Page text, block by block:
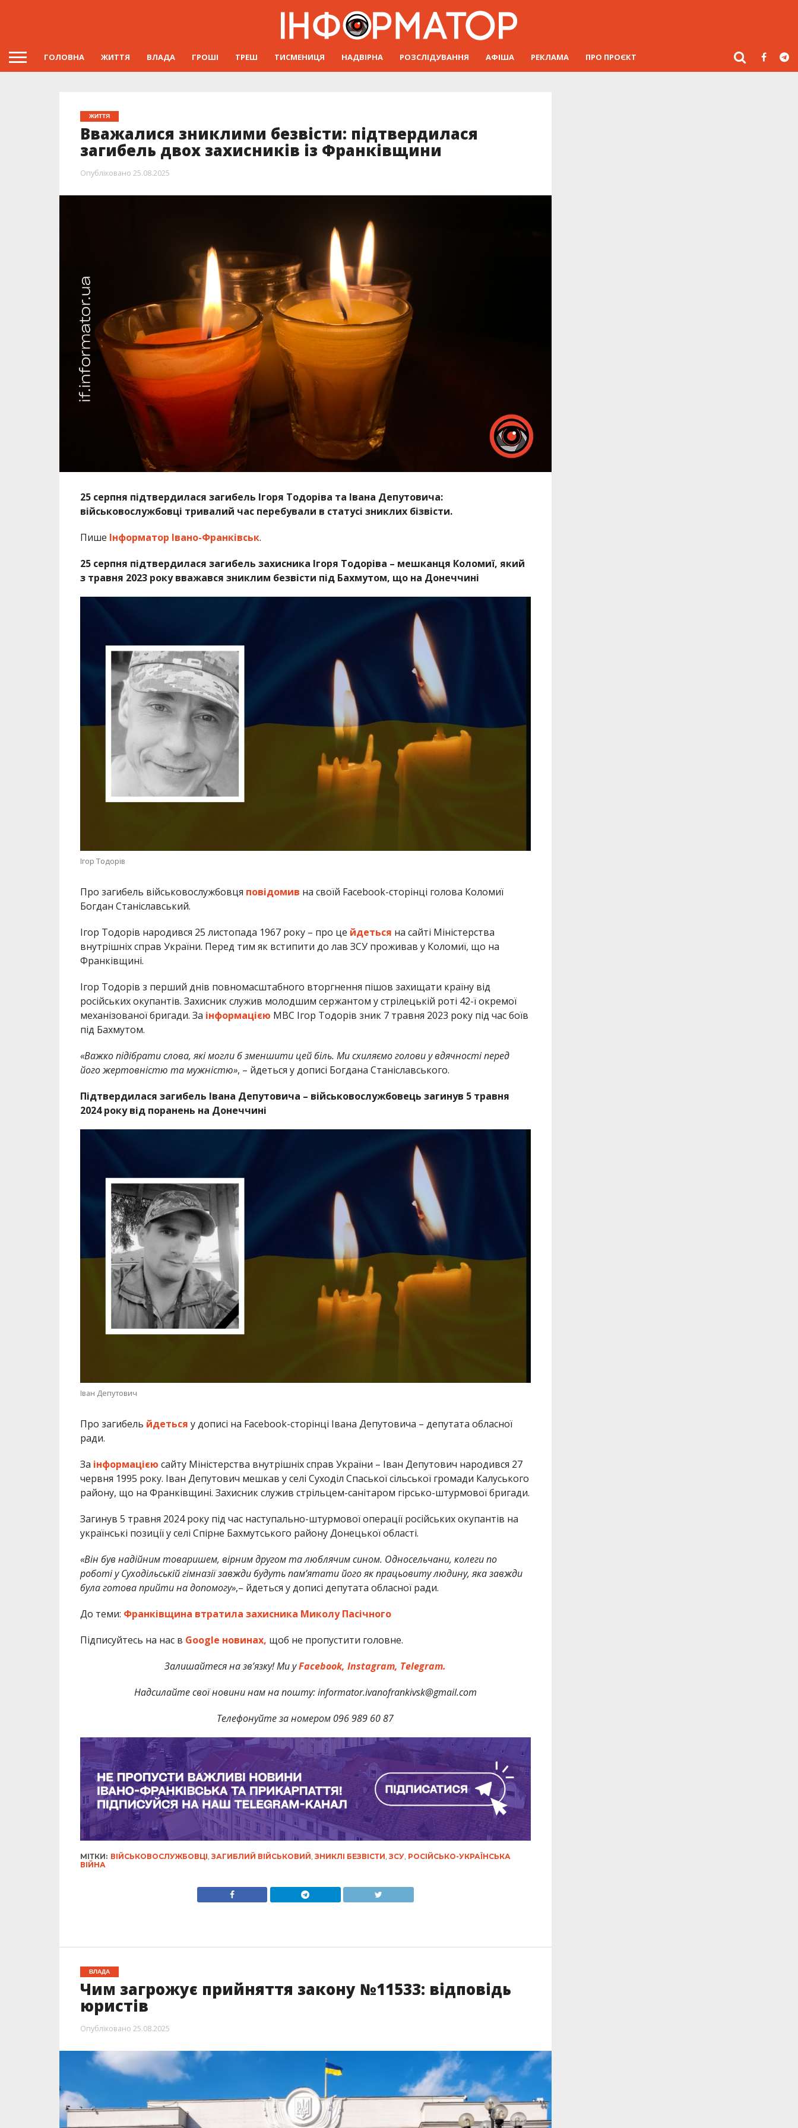
ГОЛОВНА ЖИТТЯ ВЛАДА ГРОШІ ТРЕШ ТИСМЕНИЦЯ НАДВІРНА РОЗСЛІДУВАННЯ АФІША РЕКЛАМА ПРО ПРОЄКТ
ЖИТТЯ
Вважалися зниклими безвісти: підтвердилася
загибель двох захисників із Франківщини
Опубліковано 25.08.2025
25 серпня підтвердилася загибель Ігоря Тодоріва та Івана Депутовича:
військовослужбовці тривалий час перебували в статусі зниклих бізвісти.
Пише Інформатор Івано-Франківськ.
25 серпня підтвердилася загибель захисника Ігоря Тодоріва – мешканця Коломиї, який
з травня 2023 року вважався зниклим безвісти під Бахмутом, що на Донеччині
Ігор Тодорів
Про загибель військовослужбовця повідомив на своїй Facebook-сторінці голова Коломиї
Богдан Станіславський.
Ігор Тодорів народився 25 листопада 1967 року – про це йдеться на сайті Міністерства
внутрішніх справ України. Перед тим як встипити до лав ЗСУ проживав у Коломиї, що на
Франківщині.
Ігор Тодорів з перший днів повномасштабного вторгнення пішов захищати країну від
російських окупантів. Захисник служив молодшим сержантом у стрілецькій роті 42-ї окремої
механізованої бригади. За інформацією МВС Ігор Тодорів зник 7 травня 2023 року під час боїв
під Бахмутом.
«Важко підібрати слова, які могли б зменшити цей біль. Ми схиляємо голови у вдячності перед
його жертовністю та мужністю», – йдеться у дописі Богдана Станіславського.
Підтвердилася загибель Івана Депутовича – військовослужбовець загинув 5 травня
2024 року від поранень на Донеччині
Іван Депутович
Про загибель йдеться у дописі на Facebook-сторінці Івана Депутовича – депутата обласної
ради.
За інформацією сайту Міністерства внутрішніх справ України – Іван Депутович народився 27
червня 1995 року. Іван Депутович мешкав у селі Суходіл Спаської сільської громади Калуського
району, що на Франківщині. Захисник служив стрільцем-санітаром гірсько-штурмової бригади.
Загинув 5 травня 2024 року під час наступально-штурмової операції російських окупантів на
українські позиції у селі Спірне Бахмутського району Донецької області.
«Він був надійним товаришем, вірним другом та люблячим сином. Односельчани, колеги по
роботі у Суходільській гімназії завжди будуть пам’ятати його як працьовиту людину, яка завжди
була готова прийти на допомогу»,– йдеться у дописі депутата обласної ради.
До теми: Франківщина втратила захисника Миколу Пасічного
Підписуйтесь на нас в Google новинах, щоб не пропустити головне.
Залишайтеся на зв’язку! Ми уFacebook, Instagram, Telegram.
Надсилайте свої новини нам на пошту: informator.ivanofrankivsk@gmail.com
Телефонуйте за номером 096 989 60 87
МІТКИ: ВІЙСЬКОВОСЛУЖБОВЦІ, ЗАГИБЛИЙ ВІЙСЬКОВИЙ, ЗНИКЛІ БЕЗВІСТИ, ЗСУ, РОСІЙСЬКО-УКРАЇНСЬКА
ВІЙНА
ВЛАДА
Чим загрожує прийняття закону №11533: відповідь
юристів
Опубліковано 25.08.2025